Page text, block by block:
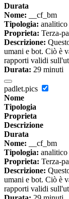
Durata
Nome: __cf_bm
Tipologia: analitico
Proprieta: Terza-
Descrizione:
umani e bot. Ciò è
rapporti validi
Durata: 29 minuti
padlet.pics
Nome
Tipologia
Proprieta
Descrizione
Durata
Nome: __cf_bm
Tipologia: analitico
Proprieta: Terza-
Descrizione:
umani e bot. Ciò è
rapporti validi